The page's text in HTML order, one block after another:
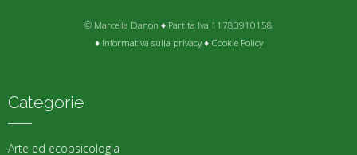
© Marcella Danon ♦ Partita Iva 11783910158
♦ Informativa sulla privacy♦ Cookie Policy
Categorie
Arte ed ecopsicologia